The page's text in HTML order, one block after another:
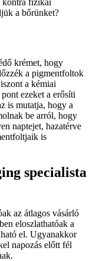
krémet, hogy
a pigmentfoltok
a kémiai
ezeket a erősíti
is mutatja, hogy a
be arról, hogy
naptejet, hazatérve
is
specialista
az átlagos vásárló
eloszlathatóak a
el. Ugyanakkor
napozás előtt fél